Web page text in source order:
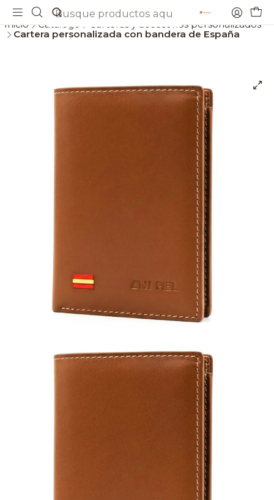
Inicio Catálogo
Carteras y accesorios personalizados
Cartera personalizada con bandera de España